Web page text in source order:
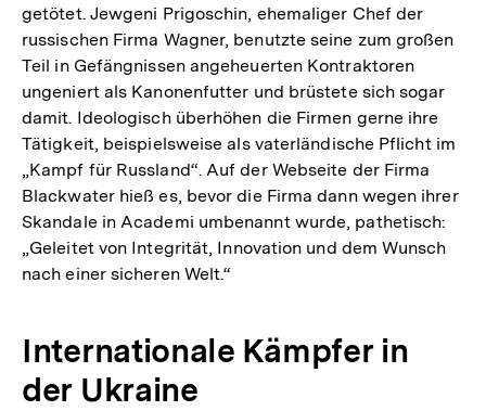
getötet. Jewgeni Prigoschin, ehemaliger Chef der
russischen Firma Wagner, benutzte seine zum großen
Teil in Gefängnissen angeheuerten Kontraktoren
ungeniert als Kanonenfutter und brüstete sich sogar
damit. Ideologisch überhöhen die Firmen gerne ihre
Tätigkeit, beispielsweise als vaterländische Pflicht im
„Kampf für Russland“. Auf der Webseite der Firma
Blackwater hieß es, bevor die Firma dann wegen ihrer
Skandale in Academi umbenannt wurde, pathetisch:
„Geleitet von Integrität, Innovation und dem Wunsch
nach einer sicheren Welt.“
Internationale Kämpfer in
der Ukraine